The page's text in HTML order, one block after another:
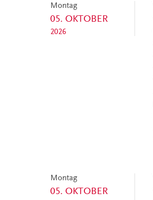
Montag
05. OKTOBER
2026
Montag
05. OKTOBER